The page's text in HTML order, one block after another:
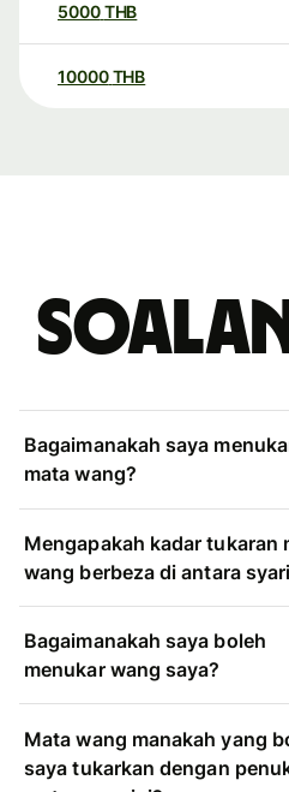
5000THB
10000 THB
Soalan
Bagaimanakah saya
mata wang?
Mengapakah kadar tukaran
wang berbeza di antara
Bagaimanakah saya boleh
menukar wang saya?
Mata wang manakah yang
saya tukarkan dengan